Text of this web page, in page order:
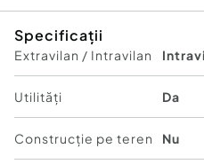
Suprafață totală: 780 mp
Deschidere: 20 ml
Acces facil din DN
Specificații
Extravilan / Intravilan
Utilități Da
Construcție pe teren Nu